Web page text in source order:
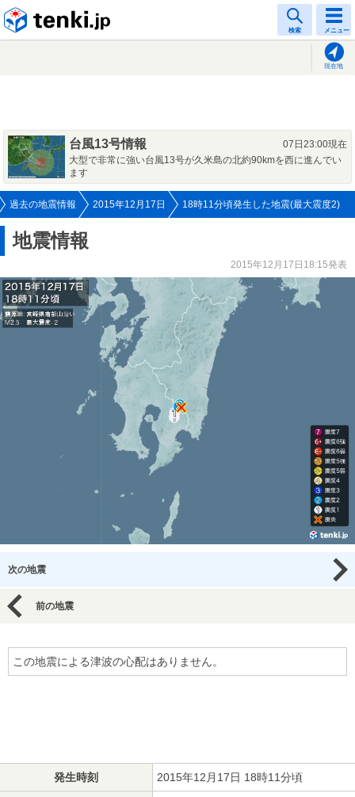
検索 メニュー
現在地
台風13号情報
07日23:00現在
大型で非常に強い台風13号が久米島の北約90kmを西に進んでい
ます
過去の地震情報 2015年12月17日 18時11分頃発生した地震(最大震度2)
地震情報
2015年12月17日18:15発表
次の地震
前の地震
この地震による津波の心配はありません。
発生時刻 2015年12月17日 18時11分頃